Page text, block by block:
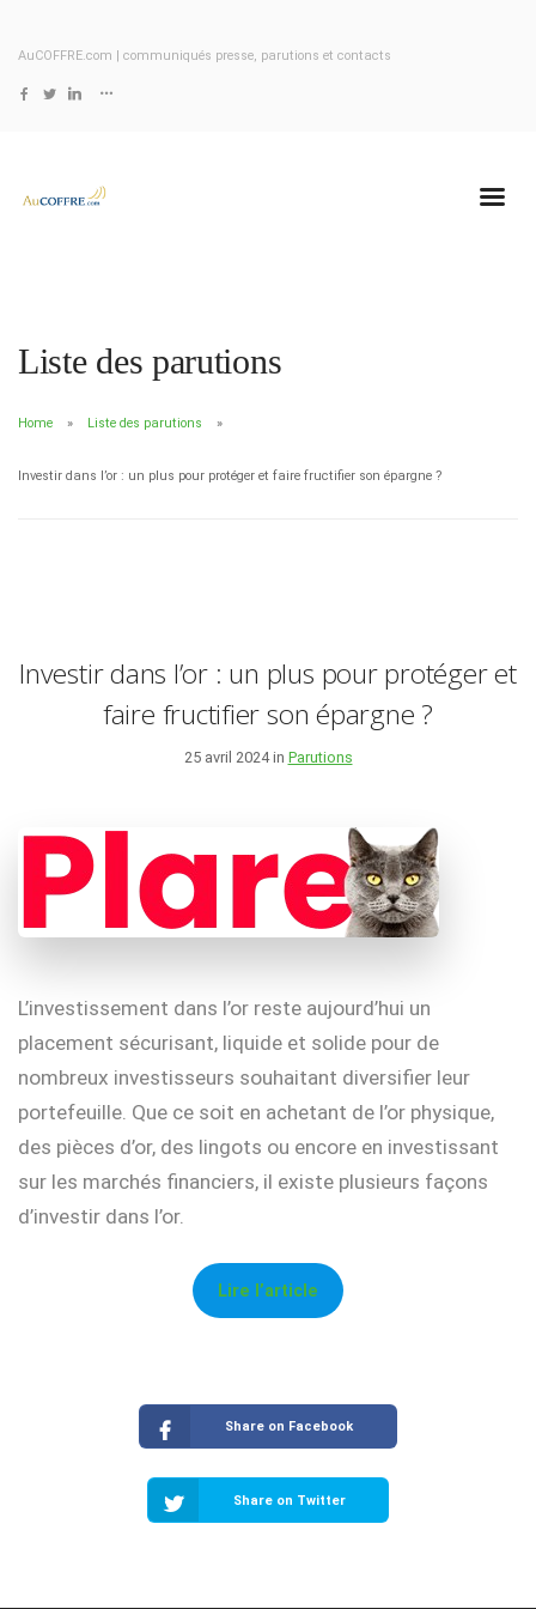
AuCOFFRE.com | communiqués presse, parutions et contacts
Liste des parutions
Home Liste des parutions
Investir dans l’or : un plus pour protéger et faire fructifier son épargne ?
Investir dans l’or : un plus pour protéger et
faire fructifier son épargne ?
25 avril 2024 in Parutions
L’investissement dans l’or reste aujourd’hui un
placement sécurisant, liquide et solide pour de
nombreux investisseurs souhaitant diversifier leur
portefeuille. Que ce soit en achetant de l’or physique,
des pièces d’or, des lingots ou encore en investissant
sur les marchés financiers, il existe plusieurs façons
d’investir dans l’or.
Lire l’article
Share on Facebook
Share on Twitter